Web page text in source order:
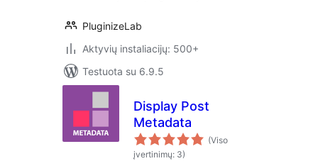
PluginizeLab
Aktyvių instaliacijų: 500+
Testuota su 6.9.5
Display Post
Metadata
(Viso
įvertinimų: 3)